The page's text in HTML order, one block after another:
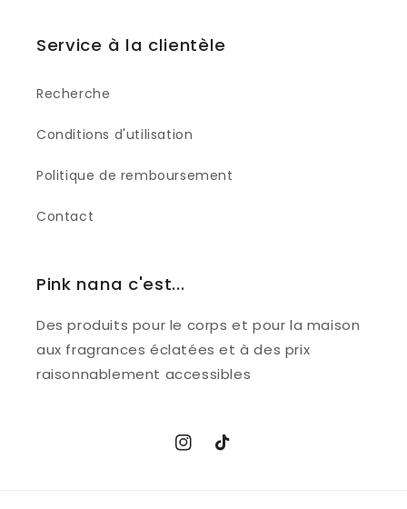
Service à la clientèle
Recherche
Conditions d'utilisation
Politique de remboursement
Contact
Pink nana c'est...
Des produits pour le corps et pour la maison
aux fragrances éclatées et à des prix
raisonnablement accessibles
Instagram
TikTok